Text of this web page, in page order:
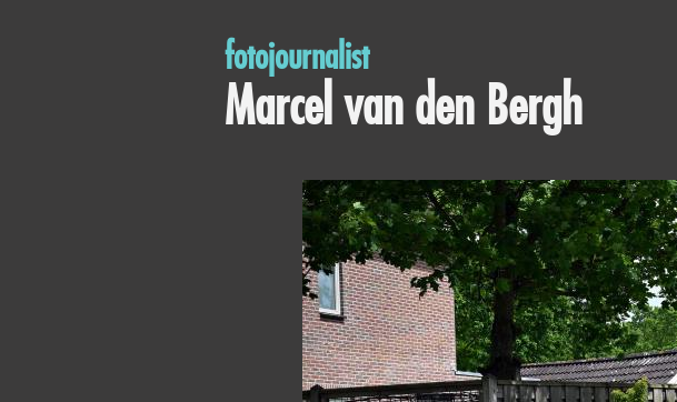
fotojournalist
Marcel van den Bergh